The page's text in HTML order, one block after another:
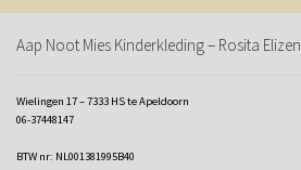
Aap Noot Mies Kinderkleding – Rosita Elizen
Wielingen 17 – 7333 HS te Apeldoorn
06-37448147
BTW nr: NL001381995B40